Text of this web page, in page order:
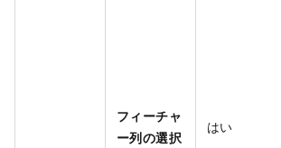
フィーチャ
ー列の選択
はい